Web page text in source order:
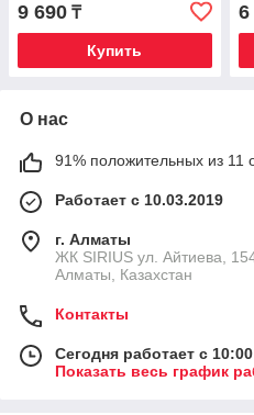
9 690 ₸
Купить
6
О нас
91% положительных из 11
Работает с 10.03.2019
г. Алматы
​ЖК SIRIUS​ ул. Айтиева,
Алматы, Казахстан
Контакты
Сегодня работает с
Показать весь график